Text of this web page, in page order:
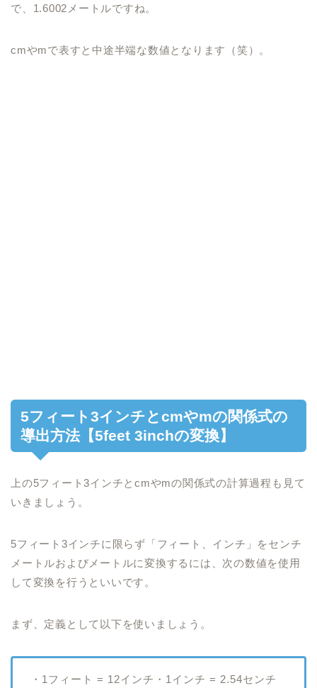
で、1.6002メートルですね。
cmやmで表すと中途半端な数値となります（笑）。
5フィート3インチとcmやmの関係式の
導出方法【5feet 3inchの変換】
上の5フィート3インチとcmやmの関係式の計算過程も見て
いきましょう。
5フィート3インチに限らず「フィート、インチ」をセンチ
メートルおよびメートルに変換するには、次の数値を使用
して変換を行うといいです。
まず、定義として以下を使いましょう。
・1フィート = 12インチ・1インチ = 2.54センチ